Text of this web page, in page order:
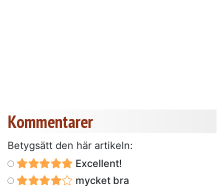
Kommentarer
Betygsätt den här artikeln:
Excellent!
mycket bra